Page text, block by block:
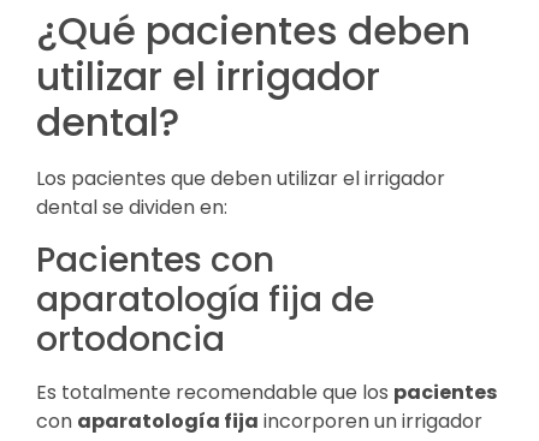
¿Qué pacientes deben
utilizar el irrigador
dental?
Los pacientes que deben utilizar el irrigador
dental se dividen en:
Pacientes con
aparatología fija de
ortodoncia
Es totalmente recomendable que los pacientes
con aparatología fija incorporen un irrigador